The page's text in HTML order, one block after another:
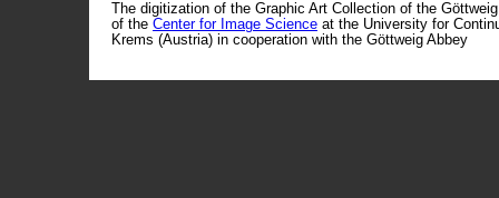
The digitization of the Graphic Art Collection of the
of the Center for Image Science at the University for
Krems (Austria) in cooperation with the Göttweig Abbey